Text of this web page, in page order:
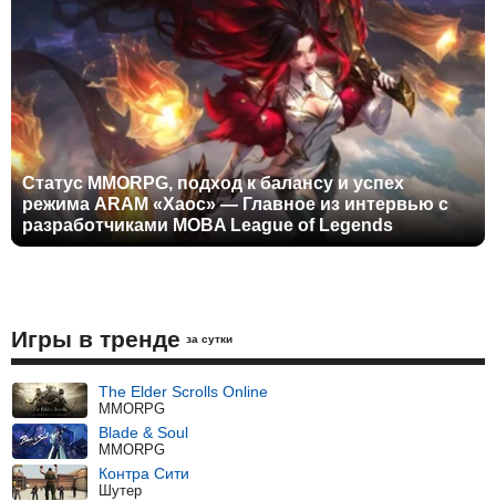
Статус MMORPG, подход к балансу и успех
режима ARAM «Хаос» — Главное из интервью с
разработчиками MOBA League of Legends
Игры в тренде за сутки
The Elder Scrolls Online
MMORPG
Blade & Soul
MMORPG
Контра Сити
Шутер